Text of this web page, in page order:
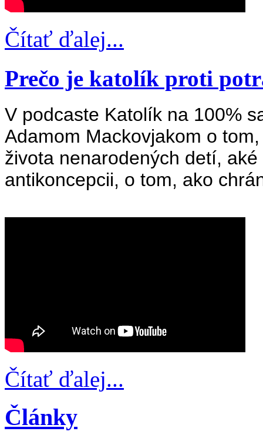
Čítať ďalej...
Prečo je katolík proti
V podcaste Katolík na 100%
Adamom Mackovjakom o
života nenarodených detí,
antikoncepcii, o tom, ako
Čítať ďalej...
Články